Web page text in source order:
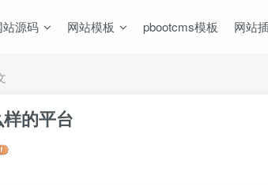
站源码 网站模板 pbootcms模板 网站
的平台